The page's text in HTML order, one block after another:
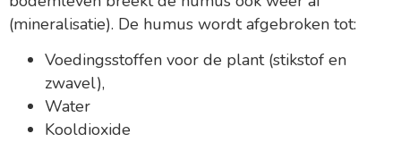
(mineralisatie). De humus wordt afgebroken tot:
Voedingsstoffen voor de plant (stikstof en
zwavel),
Water
Kooldioxide